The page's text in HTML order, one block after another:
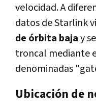
velocidad. A
datos de Starlink
de órbita bajay
troncal mediante
denominadas
Ubicación de